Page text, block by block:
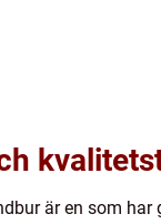
är en som